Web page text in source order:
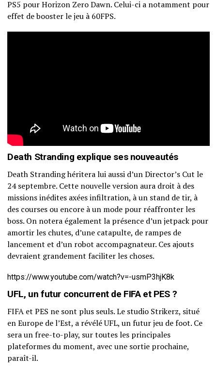
PS5 pour Horizon Zero Dawn. Celui-ci a notamment pour
effet de booster le jeu à 60FPS.
Death Stranding explique ses nouveautés
Death Stranding héritera lui aussi d’un Director’s Cut le
24 septembre. Cette nouvelle version aura droit à des
missions inédites axées infiltration, à un stand de tir, à
des courses ou encore à un mode pour réaffronter les
boss. On notera également la présence d’un jetpack pour
amortir les chutes, d’une catapulte, de rampes de
lancement et d’un robot accompagnateur. Ces ajouts
devraient grandement faciliter les choses.
https://www.youtube.com/watch?v=-usmP3hjK8k
UFL, un futur concurrent de FIFA et PES ?
FIFA et PES ne sont plus seuls. Le studio Strikerz, situé
en Europe de l’Est, a révélé UFL, un futur jeu de foot. Ce
sera un free-to-play, sur toutes les principales
plateformes du moment, avec une sortie prochaine,
paraît-il.